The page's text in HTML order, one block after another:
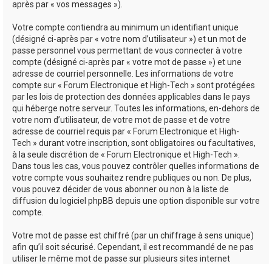
après par « vos messages »).
Votre compte contiendra au minimum un identifiant unique
(désigné ci-après par « votre nom d’utilisateur ») et un mot de
passe personnel vous permettant de vous connecter à votre
compte (désigné ci-après par « votre mot de passe ») et une
adresse de courriel personnelle. Les informations de votre
compte sur « Forum Electronique et High-Tech » sont protégées
par les lois de protection des données applicables dans le pays
qui héberge notre serveur. Toutes les informations, en-dehors de
votre nom d’utilisateur, de votre mot de passe et de votre
adresse de courriel requis par « Forum Electronique et High-
Tech » durant votre inscription, sont obligatoires ou facultatives,
à la seule discrétion de « Forum Electronique et High-Tech ».
Dans tous les cas, vous pouvez contrôler quelles informations de
votre compte vous souhaitez rendre publiques ou non. De plus,
vous pouvez décider de vous abonner ou non à la liste de
diffusion du logiciel phpBB depuis une option disponible sur votre
compte.
Votre mot de passe est chiffré (par un chiffrage à sens unique)
afin qu’il soit sécurisé. Cependant, il est recommandé de ne pas
utiliser le même mot de passe sur plusieurs sites internet